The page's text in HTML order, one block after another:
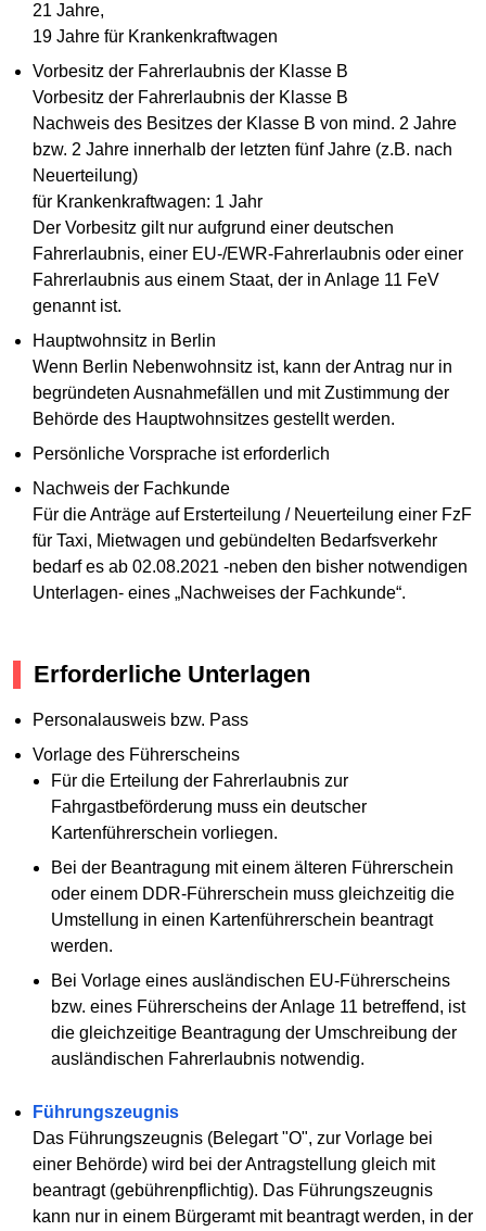
21 Jahre,
19 Jahre für Krankenkraftwagen
Vorbesitz der Fahrerlaubnis der Klasse B
Vorbesitz der Fahrerlaubnis der Klasse B
Nachweis des Besitzes der Klasse B von mind. 2 Jahre
bzw. 2 Jahre innerhalb der letzten fünf Jahre (z.B. nach
Neuerteilung)
für Krankenkraftwagen: 1 Jahr
Der Vorbesitz gilt nur aufgrund einer deutschen
Fahrerlaubnis, einer EU-/EWR-Fahrerlaubnis oder einer
Fahrerlaubnis aus einem Staat, der in Anlage 11 FeV
genannt ist.
Hauptwohnsitz in Berlin
Wenn Berlin Nebenwohnsitz ist, kann der Antrag nur in
begründeten Ausnahmefällen und mit Zustimmung der
Behörde des Hauptwohnsitzes gestellt werden.
Persönliche Vorsprache ist erforderlich
Nachweis der Fachkunde
Für die Anträge auf Ersterteilung / Neuerteilung einer FzF
für Taxi, Mietwagen und gebündelten Bedarfsverkehr
bedarf es ab 02.08.2021 -neben den bisher notwendigen
Unterlagen- eines „Nachweises der Fachkunde“.
Erforderliche Unterlagen
Personalausweis bzw. Pass
Vorlage des Führerscheins
Für die Erteilung der Fahrerlaubnis zur
Fahrgastbeförderung muss ein deutscher
Kartenführerschein vorliegen.
Bei der Beantragung mit einem älteren Führerschein
oder einem DDR-Führerschein muss gleichzeitig die
Umstellung in einen Kartenführerschein beantragt
werden.
Bei Vorlage eines ausländischen EU-Führerscheins
bzw. eines Führerscheins der Anlage 11 betreffend, ist
die gleichzeitige Beantragung der Umschreibung der
ausländischen Fahrerlaubnis notwendig.
Führungszeugnis
Das Führungszeugnis (Belegart "O", zur Vorlage bei
einer Behörde) wird bei der Antragstellung gleich mit
beantragt (gebührenpflichtig). Das Führungszeugnis
kann nur in einem Bürgeramt mit beantragt werden, in der